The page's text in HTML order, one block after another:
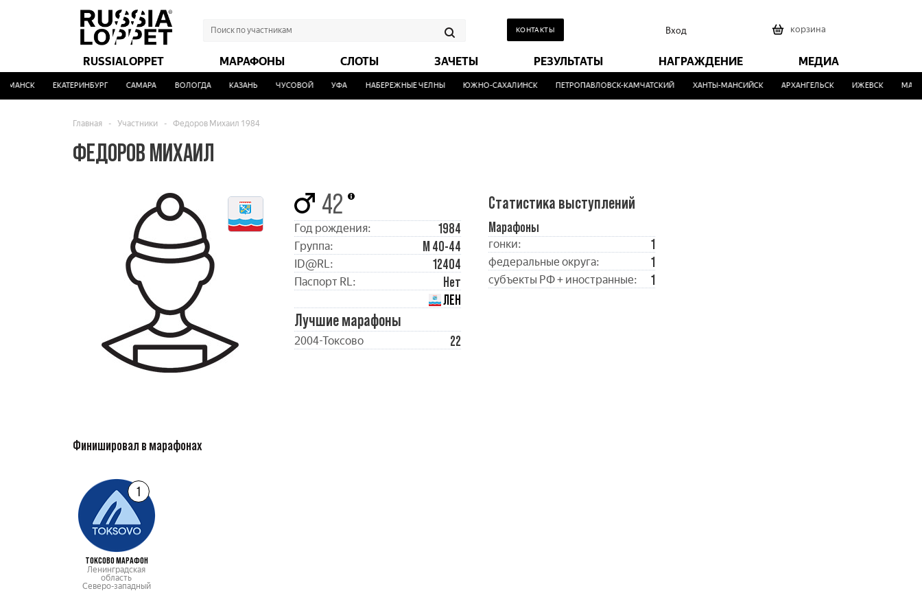
КОНТАКТЫ Вход корзина
RUSSIALOPPET МАРАФОНЫ СЛОТЫ ЗАЧЕТЫ РЕЗУЛЬТАТЫ НАГРАЖДЕНИЕ МЕДИА
ЕКАТЕРИНБУРГ САМАРА ВОЛОГДА КАЗАНЬ ЧУСОВОЙ УФА НАБЕРЕЖНЫЕ ЧЕЛНЫ ЮЖНО-САХАЛИНСК ПЕТРОПАВЛОВСК-КАМЧАТСКИЙ ХАНТЫ-МАНСИЙСК АРХАНГЕЛЬСК ИЖЕВСК
Главная - Участники - Федоров Михаил 1984
ФЕДОРОВ МИХАИЛ
42
Год рождения: 1984
Группа: М 40-44
ID@RL: 12404
Паспорт RL:
Нет
ЛЕН
Лучшие марафоны
2004-Токсово 22
Статистика выступлений
Марафоны
гонки: 1
федеральные округа: 1
субъекты РФ + иностранные: 1
Финишировал в марафонах
1
ТОКСОВО МАРАФОН
Ленинградская
область
Северо-западный